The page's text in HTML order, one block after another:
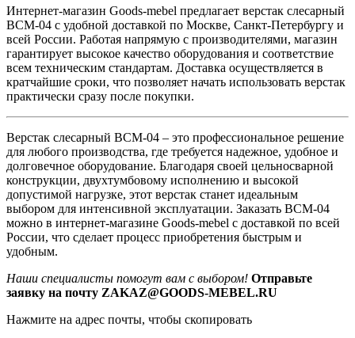
Интернет-магазин Goods-mebel предлагает верстак слесарный
ВСМ-04 с удобной доставкой по Москве, Санкт-Петербургу и
всей России. Работая напрямую с производителями, магазин
гарантирует высокое качество оборудования и соответствие
всем техническим стандартам. Доставка осуществляется в
кратчайшие сроки, что позволяет начать использовать верстак
практически сразу после покупки.
Верстак слесарный ВСМ-04 – это профессиональное решение
для любого производства, где требуется надежное, удобное и
долговечное оборудование. Благодаря своей цельносварной
конструкции, двухтумбовому исполнению и высокой
допустимой нагрузке, этот верстак станет идеальным
выбором для интенсивной эксплуатации. Заказать ВСМ-04
можно в интернет-магазине Goods-mebel с доставкой по всей
России, что сделает процесс приобретения быстрым и
удобным.
Наши специалисты помогут вам с выбором! Отправьте
заявку на почту ZAKAZ@GOODS-MEBEL.RU
Нажмите на адрес почты, чтобы скопировать